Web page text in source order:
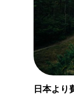
日本より